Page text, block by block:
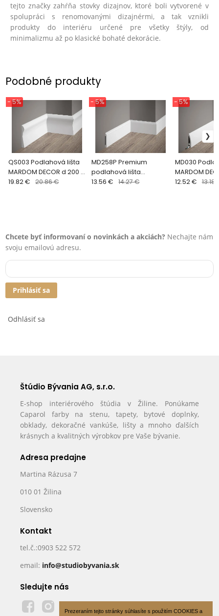
Prezeraním tejto stránky súhlasíte s použitím COOKIES a
tejto značky zahŕňa stovky dizajnov, ktoré boli vytvorené v
spolupráci s renomovanými dizajnérmi, a tak vznikli
produkty do interiéru určené pre všetky štýly, od
minimalizmu až po klasické bohaté dekorácie.
Podobné produkty
QS003 Podlahová lišta
MARDOM DECOR d 200 x
v 12,8 x š 1,8 cm
- 5%
19.82 € 20.86 €
MD258P Premium
podlahová lišta
lakovaná MARDOM
- 5%
13.56 € 14.27 €
MD030
MARDOM
v 8 x š 1,7 cm
- 5%
12.52 € 13.18
Chcete byť informovaní o novinkách a akciách? Nechajte nám
svoju emailovú adresu.
Prihlásiť sa
Odhlásiť sa
Štúdio Bývania AG, s.r.o.
E-shop interiérového štúdia v Žiline. Ponúkame
Caparol farby na stenu, tapety, bytové doplnky,
obklady, dekoračné vankúše, lišty a mnoho ďalších
krásnych a kvalitných výrobkov pre Vaše bývanie.
Adresa predajne
Martina Rázusa 7
010 01 Žilina
Slovensko
Kontakt
tel.č.:0903 522 572
email: info@studiobyvania.sk
Sledujte nás